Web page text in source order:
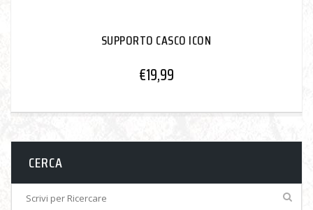
SUPPORTO CASCO ICON
€19,99
CERCA